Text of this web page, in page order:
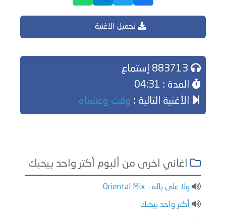
تحميل الاغنية
المدة : 04:31
الأغنية التالية : وقت وعشناه
اغاني اخرى من ألبوم أكتر واحد بيحبك
ولا على باله - Oriental Mix
أكتر واحد بيحبك